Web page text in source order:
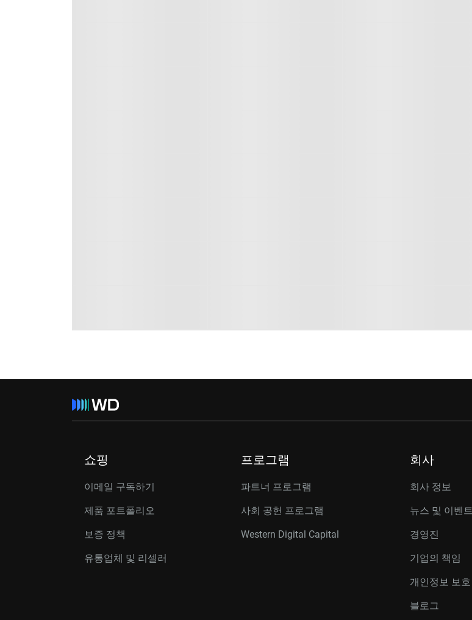
쇼핑
이메일 구독하기
제품 포트폴리오
보증 정책
유통업체 및 리셀러
프로그램
파트너 프로그램
사회 공헌 프로그램
Western Digital Capital
회사
회사 정보
뉴스 및 이벤트
경영진
기업의 책임
개인정보 보
블로그